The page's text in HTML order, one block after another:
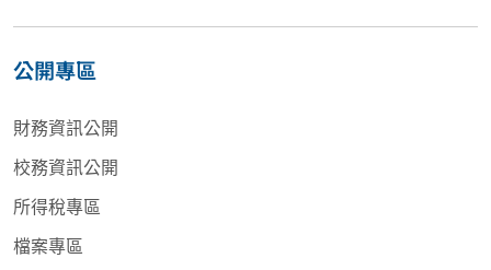
公開專區
財務資訊公開
校務資訊公開
所得稅專區
檔案專區